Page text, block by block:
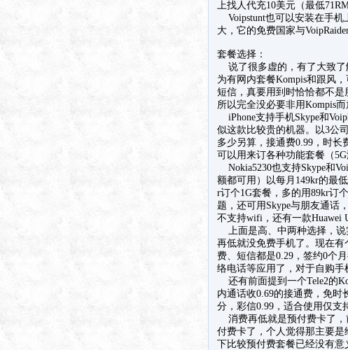
上找人代充10美元（最低
Voipstunt也可以安装在手机
大，它的免费国家与
套餐选择：
说了很多虚的，有了大致了
为有网内套餐Kompis和跟风
短信，真要用到时恰恰都不是
所以完全没必要非用Kompis而
iPhone支持手机Skype和
似这款比较贵的机器。以3公
多少另算，接通费0.99，时长
可以用来订各种功能套餐（
Nokia5230也支持Skype和
额都可用）以每月149kr的最
r订个1G套餐，多的用89kr订
题，还可用Skype与朋友通话
不支持wifi，还有一款Huawei
上面是高、中两种选择，说
再低就没免费手机了。现在有
费、短信都是0.29，签约0个
络电话等应用了，对于自购手
还有前面提到一个Tele2的
内通话收0.69的接通费，免时
分，彩信0.99，适合使用仅支
消费再低就是预付费卡了，
付费卡了，个人觉得那主要
下比较预付费套餐已经没有